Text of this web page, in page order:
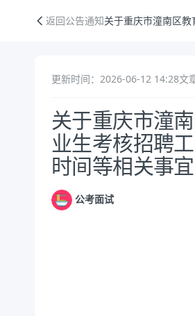
返回公告通知关于重庆市潼南区
更新时间：2026-06-12 14:28文
公告正文
关于重庆市潼
业生考核招聘
时间等相关事
公考面试